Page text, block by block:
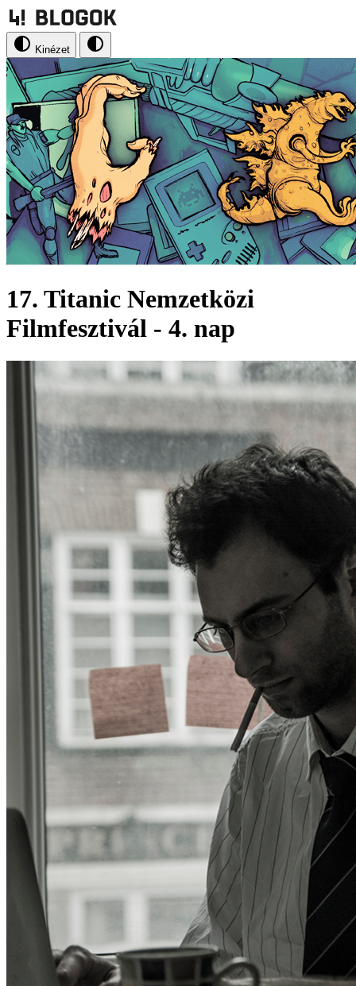
Kinézet
17. Titanic Nemzetközi
Filmfesztivál - 4. nap